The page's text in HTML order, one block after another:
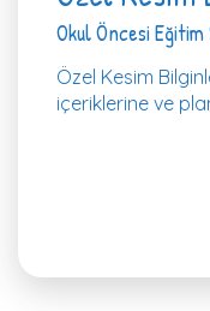
Okul Öncesi
Özel Kesim
içeriklerine ve